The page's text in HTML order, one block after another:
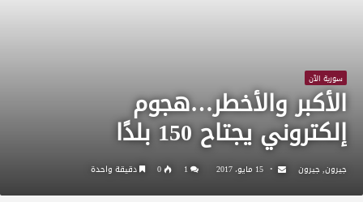
سورية الآن
الأكبر والأخطر…هجوم
إلكتروني يجتاح 150 بلدًا
جيرون, جيرون 15 مايو، 2017 0 دقيقة واحدة